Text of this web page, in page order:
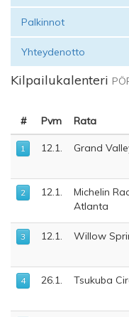
Palkinnot
Yhteydenotto
Kilpailukalenteri
# Pvm Rata
1 12.1. Grand
2 12.1.
Michelin
Atlanta
3 12.1. Willow
4 26.1. Tsukuba